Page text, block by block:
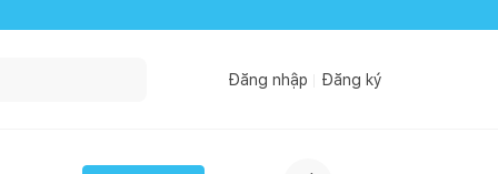
Đăng nhập Đăng ký